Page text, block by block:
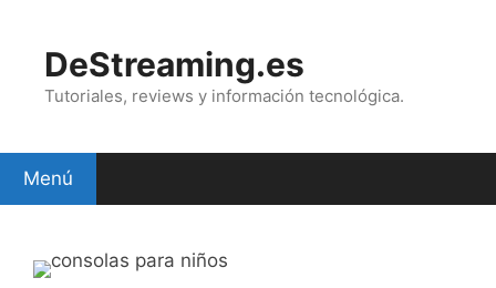
contenidoDeStreaming.es
Tutoriales, reviews y información tecnológica.
Menú